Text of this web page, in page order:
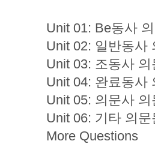
Unit 01: Be동사
Unit 02: 일반동사
Unit 03: 조동사 의
Unit 04: 완료동사
Unit 05: 의문사 의
Unit 06: 기타 의문
More Questions